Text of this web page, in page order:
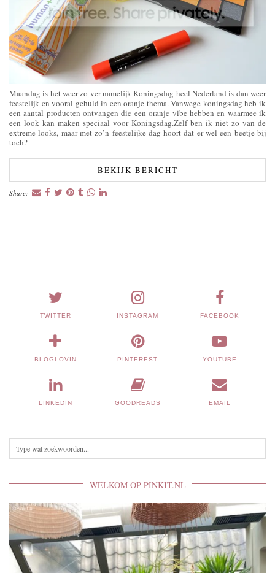
Maandag is het weer zo ver namelijk Koningsdag heel Nederland is dan weer
feestelijk en vooral gehuld in een oranje thema. Vanwege koningsdag heb ik
een aantal producten ontvangen die een oranje vibe hebben en waarmee ik
een look kan maken speciaal voor Koningsdag.Zelf ben ik niet zo van de
extreme looks, maar met zo’n feestelijke dag hoort dat er wel een beetje bij
toch?
BEKIJK BERICHT
Share:
TWITTER INSTAGRAM FACEBOOK
BLOGLOVIN PINTEREST YOUTUBE
LINKEDIN GOODREADS EMAIL
WELKOM OP PINKIT.NL